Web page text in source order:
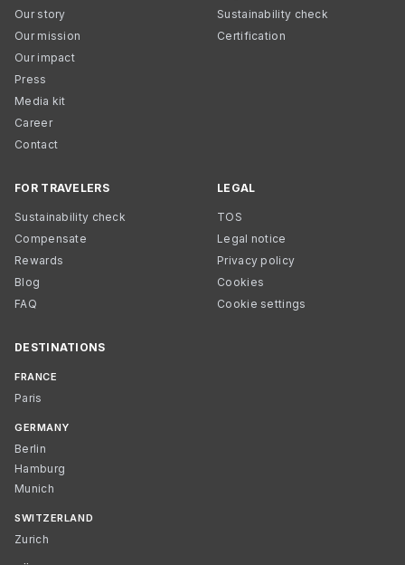
Our story
Our mission
Our impact
Press
Media kit
Career
Contact
Sustainability check
Certification
FOR TRAVELERS
Sustainability check
Compensate
Rewards
Blog
FAQ
LEGAL
TOS
Legal notice
Privacy policy
Cookies
Cookie settings
DESTINATIONS
FRANCE
Paris
GERMANY
Berlin
Hamburg
Munich
SWITZERLAND
Zurich